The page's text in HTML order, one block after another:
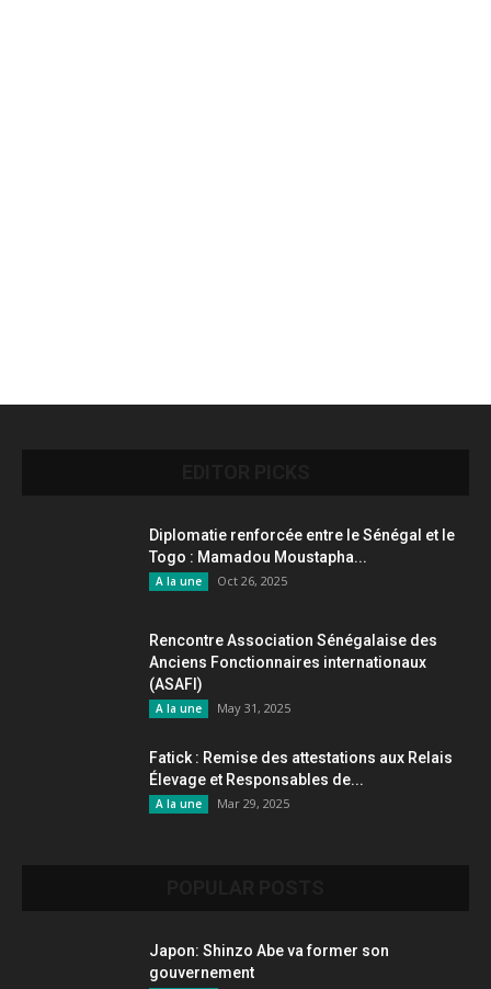
Diplomatie renforcée entre le Sénégal et le
Togo : Mamadou Moustapha...
A la une Oct 26, 2025
Rencontre Association Sénégalaise des
Anciens Fonctionnaires internationaux
(ASAFI)
A la une May 31, 2025
Fatick : Remise des attestations aux Relais
Élevage et Responsables de...
A la une Mar 29, 2025
Japon: Shinzo Abe va former son
gouvernement